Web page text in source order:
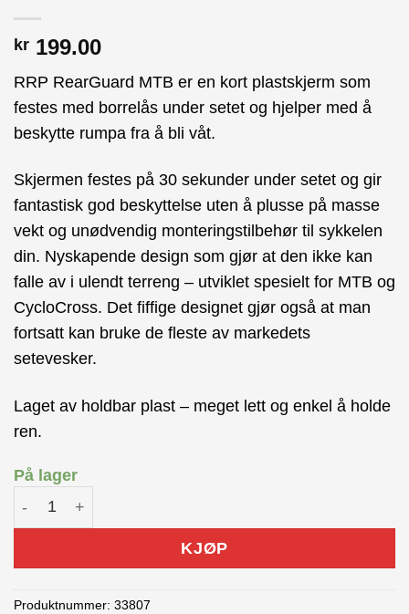
kr 199.00
RRP RearGuard MTB er en kort plastskjerm som
festes med borrelås under setet og hjelper med å
beskytte rumpa fra å bli våt.
Skjermen festes på 30 sekunder under setet og gir
fantastisk god beskyttelse uten å plusse på masse
vekt og unødvendig monteringstilbehør til sykkelen
din. Nyskapende design som gjør at den ikke kan
falle av i ulendt terreng – utviklet spesielt for MTB og
CycloCross. Det fiffige designet gjør også at man
fortsatt kan bruke de fleste av markedets
setevesker.
Laget av holdbar plast – meget lett og enkel å holde
ren.
På lager
RRP RearGuard MTB Bakskjerm antall
KJØP
Produktnummer: 33807